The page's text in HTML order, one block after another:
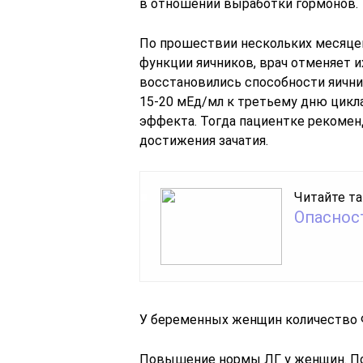
в отношении выработки гормонов.
По прошествии нескольких
функции яичников, врач отменяет
восстановились способности
15-20 мЕд/мл к третьему дню
эффекта. Тогда пациентке
достижения зачатия.
Читайте
У беременных женщин количество
Повышение нормы ЛГ у женщин.